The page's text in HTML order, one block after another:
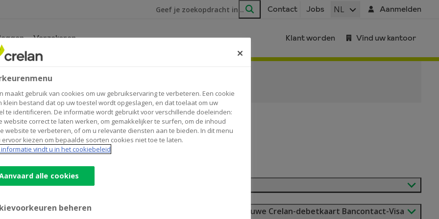
Ik ben op zoek naar
Zoeken
Contact Jobs NL Aanmelden
Verzekeren Klant worden Vind uw kantoor
vragen
vragen
Bancontact-Visa
Wat is het verschil tussen de nieuwe Crelan-debetkaart Bancontact-Visa
maakt gebruik van cookies om uw gebruikservaring te verbeteren. Een cookie
klein bestand dat op uw toestel wordt opgeslagen, en dat toelaat om uw
te identificeren. De informatie wordt gebruikt voor verschillende doeleinden:
website correct te laten werken, om gemakkelijker te surfen, om de inhoud
website te verbeteren, of om u relevante diensten aan te bieden. In dit menu
ervoor kiezen om bepaalde soorten cookies niet toe te laten.
vindt u in het cookiebeleid
alle cookies
beheren